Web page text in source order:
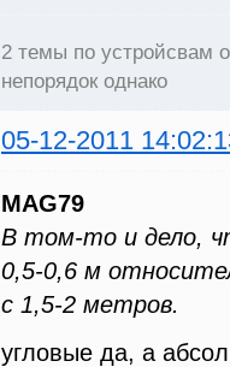
2 темы по устройсвам
непорядок однако
05-12-2011
MAG79
В том-то и дело,
0,5-0,6 м
с 1,5-2 метров.
угловые да, а